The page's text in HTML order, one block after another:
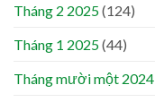
Tháng 2 2025(124)
Tháng 1 2025(44)
Tháng mười một 2024